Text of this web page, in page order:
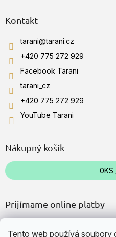
Tento web používá soubory
Kontakt
tarani@tarani.cz
+420 775 272 929
Facebook Tarani
tarani_cz
+420 775 272 929
YouTube Tarani
Nákupný košík
0KS
Prijímame online platby